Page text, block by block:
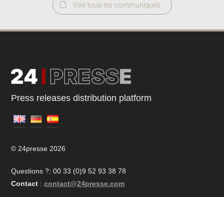
Voir tous les communiqués
Press releases distribution platform
© 24presse 2026
Questions ?: 00 33 (0)9 52 93 38 78
Contact : contact@24presse.com